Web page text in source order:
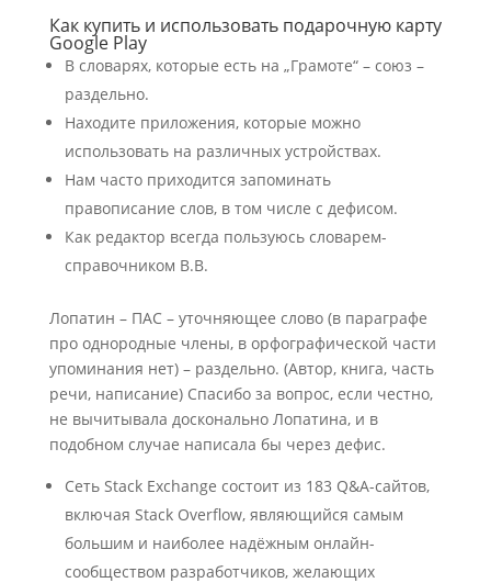
Как купить и использовать подарочную карту
Google Play
В словарях, которые есть на „Грамоте“ – союз –
раздельно.
Находите приложения, которые можно
использовать на различных устройствах.
Нам часто приходится запоминать
правописание слов, в том числе с дефисом.
Как редактор всегда пользуюсь словарем-
справочником В.В.
Лопатин – ПАС – уточняющее слово (в параграфе
про однородные члены, в орфографической части
упоминания нет) – раздельно. (Автор, книга, часть
речи, написание) Спасибо за вопрос, если честно,
не вычитывала досконально Лопатина, и в
подобном случае написала бы через дефис.
Сеть Stack Exchange состоит из 183 Q&A-сайтов,
включая Stack Overflow, являющийся самым
большим и наиболее надёжным онлайн-
сообществом разработчиков, желающих